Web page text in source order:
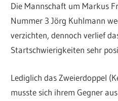
Die Mannschaft um Markus
Nummer 3 Jörg Kuhlmann
verzichten, dennoch verlief
Startschwierigkeiten sehr
Lediglich das Zweierdoppel
musste sich ihrem Gegner